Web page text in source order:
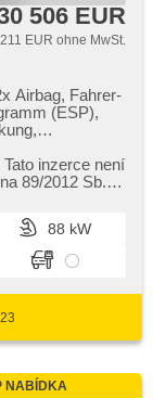
506 EUR
EUR ohne MwSt.
Airbag, Fahrer-
(ESP),
El.
Autoradio,
přední
inzerce není
89/2012 Sb.
88 kW
NABÍDKA